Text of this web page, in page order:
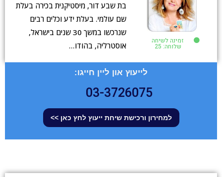
זמינה לשיחה
שלוחה: 25
בת שבע דור, מיסטיקנית בכירה בעלת
שם עולמי. בעלת ידע וכלים רבים
שנרכשו במשך 30 שנים בישראל,
אוסטרליה, בהודו…
לייעוץ און ליין חייגו:
03-3726075
למחירון ורכישת שיחת ייעוץ לחץ כאן >>